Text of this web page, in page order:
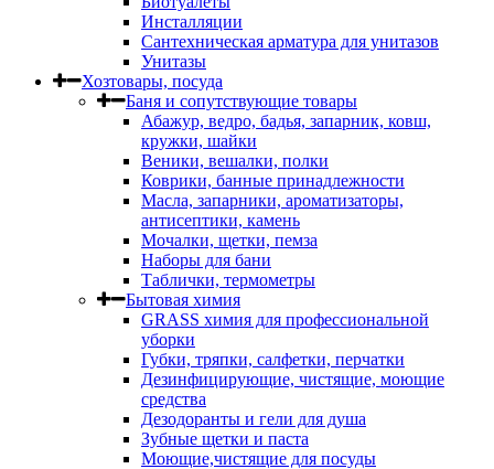
Инсталляции
Сантехническая арматура для унитазов
Унитазы
Хозтовары, посуда
Баня и сопутствующие товары
Абажур, ведро, бадья, запарник, ковш,
кружки, шайки
Веники, вешалки, полки
Коврики, банные принадлежности
Масла, запарники, ароматизаторы,
антисептики, камень
Мочалки, щетки, пемза
Наборы для бани
Таблички, термометры
Бытовая химия
GRASS химия для профессиональной
уборки
Губки, тряпки, салфетки, перчатки
Дезинфицирующие, чистящие, моющие
средства
Дезодоранты и гели для душа
Зубные щетки и паста
Моющие,чистящие для посуды